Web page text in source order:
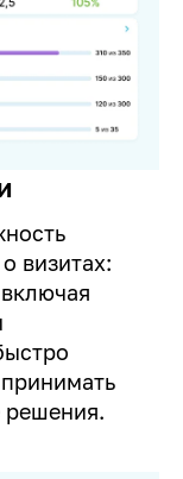
визитах:
решения.